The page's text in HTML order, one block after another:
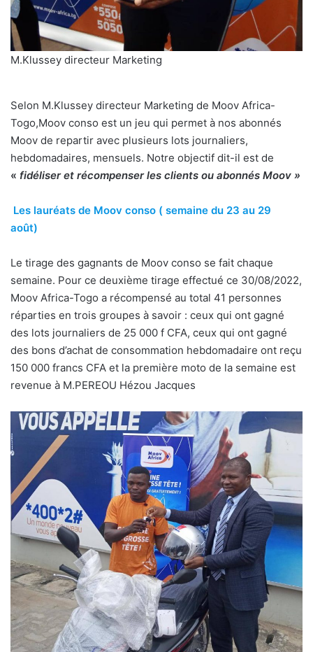
M.Klussey directeur Marketing
Selon M.Klussey directeur Marketing de Moov Africa-
Togo,Moov conso est un jeu qui permet à nos abonnés
Moov de repartir avec plusieurs lots journaliers,
hebdomadaires, mensuels. Notre objectif dit-il est de
« fidéliseret récompenser les clients ou abonnés Moov »
Les lauréats de Moov conso ( semaine du 23 au 29
août)
Le tirage des gagnants de Moov conso se fait chaque
semaine. Pour ce deuxième tirage effectué ce 30/08/2022,
Moov Africa-Togo a récompensé au total 41 personnes
réparties en trois groupes à savoir : ceux qui ont gagné
des lots journaliers de 25 000 f CFA, ceux qui ont gagné
des bons d’achat de consommation hebdomadaire ont reçu
150 000 francs CFA et la première moto de la semaine est
revenue à M.PEREOU Hézou Jacques